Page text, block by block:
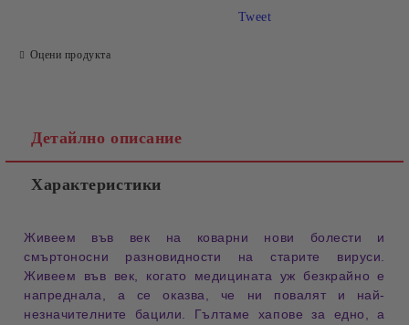
Оцени продукта
Tweet
Детайлно описание
Характеристики
Живеем във век на коварни нови болести и
смъртоносни разновидности на старите вируси.
Живеем във век, когато медицината уж безкрайно е
напреднала, а се оказва, че ни повалят и най-
незначителните бацили. Гълтаме хапове за едно, а